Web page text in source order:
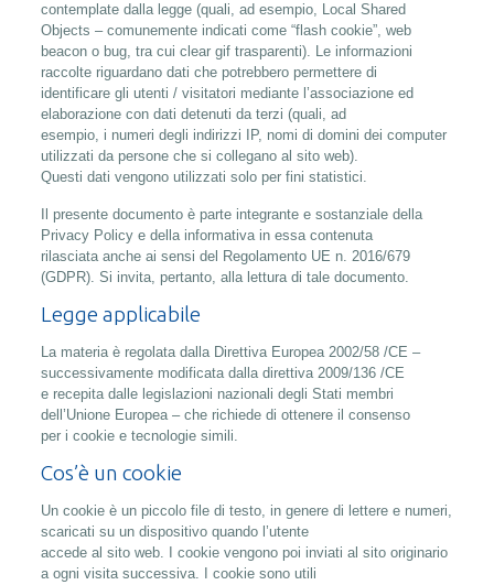
contemplate dalla legge (quali, ad esempio, Local Shared
Objects – comunemente indicati come “flash cookie”, web
beacon o bug, tra cui clear gif trasparenti). Le informazioni
raccolte riguardano dati che potrebbero permettere di
identificare gli utenti / visitatori mediante l’associazione ed
elaborazione con dati detenuti da terzi (quali, ad
esempio, i numeri degli indirizzi IP, nomi di domini dei computer
utilizzati da persone che si collegano al sito web).
Questi dati vengono utilizzati solo per fini statistici.
Il presente documento è parte integrante e sostanziale della
Privacy Policy e della informativa in essa contenuta
rilasciata anche ai sensi del Regolamento UE n. 2016/679
(GDPR). Si invita, pertanto, alla lettura di tale documento.
Legge applicabile
La materia è regolata dalla Direttiva Europea 2002/58 /CE –
successivamente modificata dalla direttiva 2009/136 /CE
e recepita dalle legislazioni nazionali degli Stati membri
dell’Unione Europea – che richiede di ottenere il consenso
per i cookie e tecnologie simili.
Cos’è un cookie
Un cookie è un piccolo file di testo, in genere di lettere e numeri,
scaricati su un dispositivo quando l’utente
accede al sito web. I cookie vengono poi inviati al sito originario
a ogni visita successiva. I cookie sono utili